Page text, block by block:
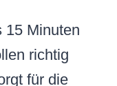
15 Minuten
richtig
für die